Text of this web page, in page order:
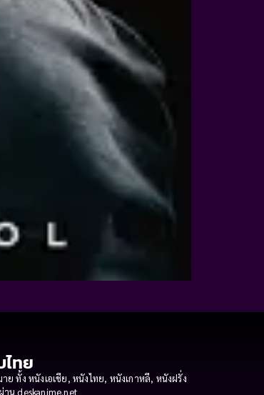
ทย
ทั้ง หนังเอเชีย, หนังไทย, หนังเกาหลี, หนังฝรั่ง
น deskanime.net